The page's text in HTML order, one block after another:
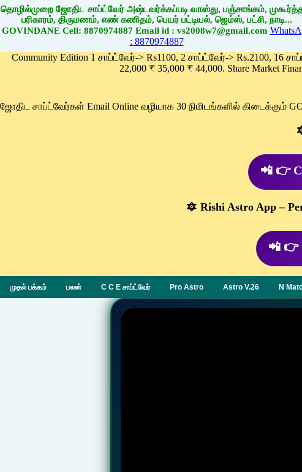
தொழில்முறை ஜோதிட சாப்ட்வேர் அஷ்டவர்க்கப்படி வாஸ்து, பஞ்சாங்கம்,
பரிகாரம், திருமணம், எண் கணிதம், பெயர் பட்டியல், ஜெம்ஸ், பட்சி, நாடி...
GOVINDANE Cell: 8870974887 Email id : vs2008w7@gmail.com
: 8870974887
Community Edition 1 சாப்ட்வேர்-> Rs1100, 2 சாப்ட்வேர்-> Rs.2100, 16
22,000 ₹ 35,000 ₹ 44,000. Share Market
ஜோதிட சாப்ட்வேர்கள் Email Online வழியாக 30 நிமிடங்களில் கிடைக்கும்
📲 👉
🔯 Rishi Astro App –
📲 👉
முதல் பக்கம் பலன் C C E சாப்ட்வேர் Pro Astro Astro V.26 N